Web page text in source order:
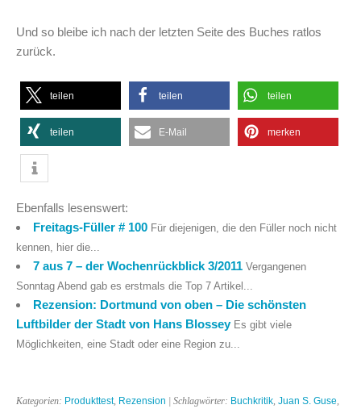
Und so bleibe ich nach der letzten Seite des Buches ratlos
zurück.
teilen teilen teilen
teilen E-Mail merken
Ebenfalls lesenswert:
Freitags-Füller # 100 Für diejenigen, die den Füller noch nicht
kennen, hier die...
7 aus 7 – der Wochenrückblick 3/2011 Vergangenen
Sonntag Abend gab es erstmals die Top 7 Artikel...
Rezension: Dortmund von oben – Die schönsten
Luftbilder der Stadt von Hans Blossey Es gibt viele
Möglichkeiten, eine Stadt oder eine Region zu...
Kategorien: Produkttest, Rezension | Schlagwörter: Buchkritik, Juan S. Guse,